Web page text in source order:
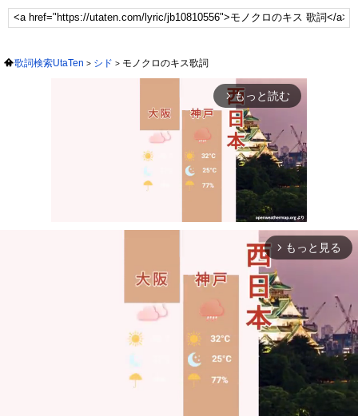
歌詞検索UtaTen シド モノクロのキス歌詞
arrow_forward_ios もっと読む
Mute
arrow_forward_ios もっと見る